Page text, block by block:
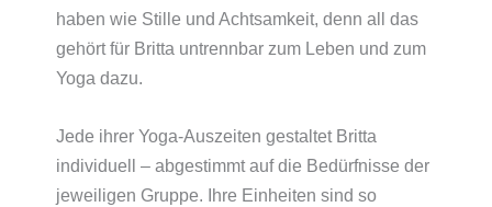
haben wie Stille und Achtsamkeit, denn all das
gehört für Britta untrennbar zum Leben und zum
Yoga dazu.
Jede ihrer Yoga-Auszeiten gestaltet Britta
individuell – abgestimmt auf die Bedürfnisse der
jeweiligen Gruppe. Ihre Einheiten sind so